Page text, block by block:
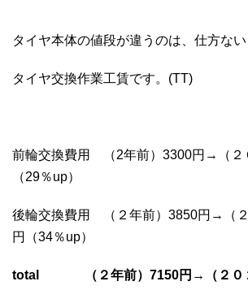
タイヤ本体の値段が違うのは、仕方な
タイヤ交換作業工賃です。(TT)
前輪交換費用 （2年前）3300円→（２
（29％up）
後輪交換費用 （２年前）3850円→（
円（34％up）
total （２年前）7150円→（２０２